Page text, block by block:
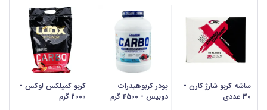
ساشه کربو شارژ کارن -
30 عددی
پودر کربوهیدرات
دوبیس - 4500 گرم
کربو کمپلکس لوکس -
2000 گرم